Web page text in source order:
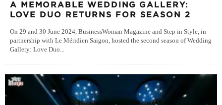
A MEMORABLE WEDDING GALLERY:
LOVE DUO RETURNS FOR SEASON 2
On 29 and 30 June 2024, BusinessWoman Magazine and Step in Style, in
partnership with Le Méridien Saigon, hosted the second season of Wedding
Gallery: Love Duo